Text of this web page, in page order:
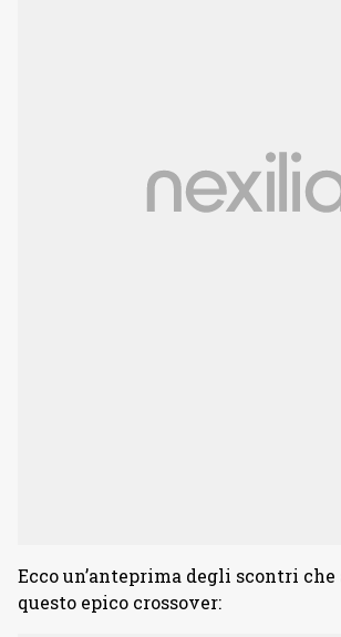
Ecco un’anteprima degli scontri
questo epico crossover: